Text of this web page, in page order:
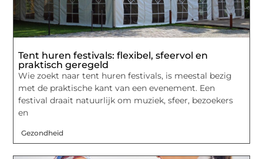
Tent huren festivals: flexibel, sfeervol en
praktisch geregeld
Wie zoekt naar tent huren festivals, is meestal bezig
met de praktische kant van een evenement. Een
festival draait natuurlijk om muziek, sfeer, bezoekers
en
Gezondheid